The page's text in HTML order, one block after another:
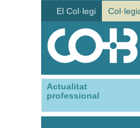
El Col·legi
Actualitat
professional